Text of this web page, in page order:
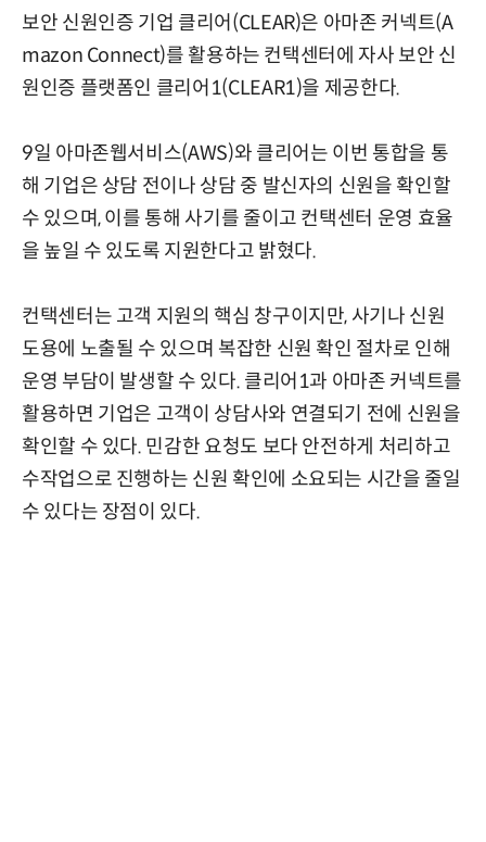
보안 신원인증 기업 클리어(CLEAR)은 아마존 커넥트(A
mazon Connect)를 활용하는 컨택센터에 자사 보안 신
원인증 플랫폼인 클리어1(CLEAR1)을 제공한다.
9일 아마존웹서비스(AWS)와 클리어는 이번 통합을 통
해 기업은 상담 전이나 상담 중 발신자의 신원을 확인할
수 있으며, 이를 통해 사기를 줄이고 컨택센터 운영 효율
을 높일 수 있도록 지원한다고 밝혔다.
컨택센터는 고객 지원의 핵심 창구이지만, 사기나 신원
도용에 노출될 수 있으며 복잡한 신원 확인 절차로 인해
운영 부담이 발생할 수 있다. 클리어1과 아마존 커넥트를
활용하면 기업은 고객이 상담사와 연결되기 전에 신원을
확인할 수 있다. 민감한 요청도 보다 안전하게 처리하고
수작업으로 진행하는 신원 확인에 소요되는 시간을 줄일
수 있다는 장점이 있다.